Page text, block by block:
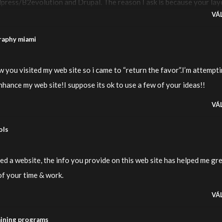
B2evolution and Drupal. The reason I ask is because your
most blogs and I’m looking for something completely unique. P.S
miami
you visited my web site so i came to “return the favor”.I’m
my web site!I suppose its ok to use a few of your ideas!!
a website, the info you provide on this web site has helped me
your time & work.
programs